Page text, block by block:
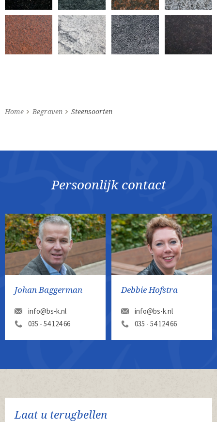
Home Begraven Steensoorten
Persoonlijk contact
Johan Baggerman
info@bs-k.nl
035 - 54 124 66
Debbie Hofstra
info@bs-k.nl
035 - 54 124 66
Laat u terugbellen